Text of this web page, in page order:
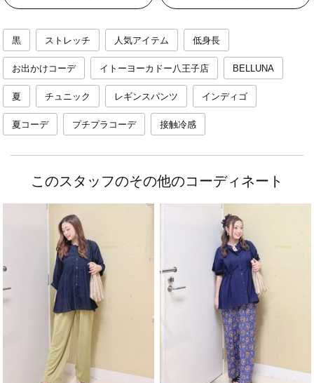
黒 ストレッチ 人気アイテム 低身長
お出かけコーデ イトーヨーカドー八王子店 BELLUNA
夏 チュニック レギンスパンツ インディゴ
夏コーデ プチプラコーデ 接触冷感
このスタッフのその他のコーディネート